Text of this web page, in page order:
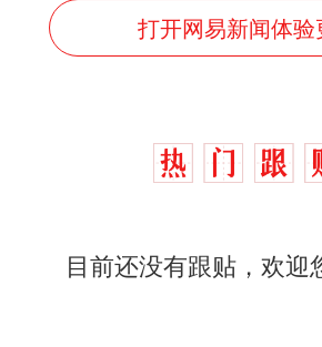
打开网易新闻体验
目前还没有跟贴，欢迎